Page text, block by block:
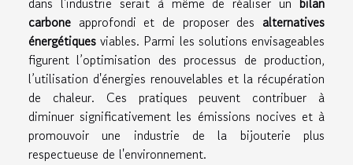
carbone approfondi et de proposer des alternatives
énergétiques viables. Parmi les solutions envisageables
figurent l’optimisation des processus de production,
l’utilisation d'énergies renouvelables et la récupération
de chaleur. Ces pratiques peuvent contribuer à
diminuer significativement les émissions nocives et à
promouvoir une industrie de la bijouterie plus
respectueuse de l'environnement.